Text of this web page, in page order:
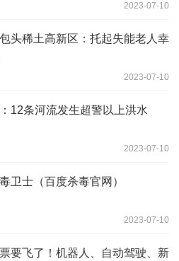
2023-07-10
头稀土高新区：托起失能老人幸
2023-07-10
12条河流发生超警以上洪水
2023-07-10
卫士（百度杀毒官网）
2023-07-10
要飞了！机器人、自动驾驶、新